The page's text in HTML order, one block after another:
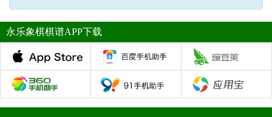
永乐象棋棋谱APP下载